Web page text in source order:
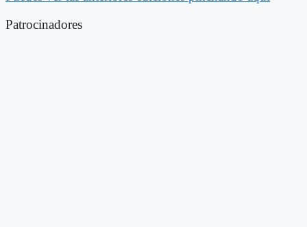
Patrocinadores